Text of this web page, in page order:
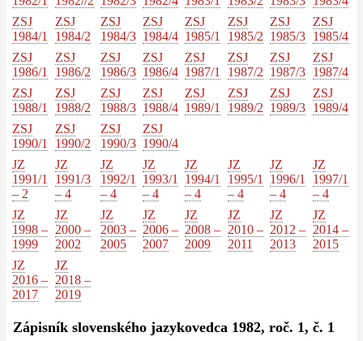
ZSJ
1984/1
ZSJ
1984/2
ZSJ
1984/3
ZSJ
1984/4
ZSJ
1985/1
ZSJ
1985/2
ZSJ
1985/3
ZSJ
1985/4
ZSJ
1986/1
ZSJ
1986/2
ZSJ
1986/3
ZSJ
1986/4
ZSJ
1987/1
ZSJ
1987/2
ZSJ
1987/3
ZSJ
1987/4
ZSJ
1988/1
ZSJ
1988/2
ZSJ
1988/3
ZSJ
1988/4
ZSJ
1989/1
ZSJ
1989/2
ZSJ
1989/3
ZSJ
1989/4
ZSJ
1990/1
ZSJ
1990/2
ZSJ
1990/3
ZSJ
1990/4
JZ
1991/1
– 2
JZ
1991/3
– 4
JZ
1992/1
– 4
JZ
1993/1
– 4
JZ
1994/1
– 4
JZ
1995/1
– 4
JZ
1996/1
– 4
JZ
1997/1
– 4
JZ
1998 –
1999
JZ
2000 –
2002
JZ
2003 –
2005
JZ
2006 –
2007
JZ
2008 –
2009
JZ
2010 –
2011
JZ
2012 –
2013
JZ
2014 –
2015
JZ
2016 –
2017
JZ
2018 –
2019
Zápisník slovenského jazykovedca 1982, roč. 1, č. 1